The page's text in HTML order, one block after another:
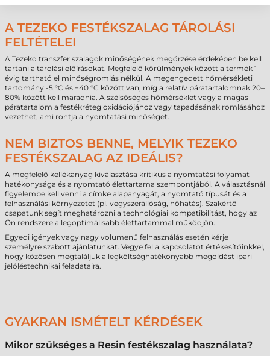
A TEZEKO FESTÉKSZALAG TÁROLÁSI
FELTÉTELEI
A Tezeko transzfer szalagok minőségének megőrzése érdekében be kell
tartani a tárolási előírásokat. Megfelelő körülmények között a termék 1
évig tartható el minőségromlás nélkül. A megengedett hőmérsékleti
tartomány -5 °C és +40 °C között van, míg a relatív páratartalomnak 20–
80% között kell maradnia. A szélsőséges hőmérséklet vagy a magas
páratartalom a festékréteg oxidációjához vagy tapadásának romlásához
vezethet, ami rontja a nyomtatási minőséget.
NEM BIZTOS BENNE, MELYIK TEZEKO
FESTÉKSZALAG AZ IDEÁLIS?
A megfelelő kellékanyag kiválasztása kritikus a nyomtatási folyamat
hatékonysága és a nyomtató élettartama szempontjából. A választásnál
figyelembe kell venni a címke alapanyagát, a nyomtató típusát és a
felhasználási környezetet (pl. vegyszerállóság, hőhatás). Szakértő
csapatunk segít meghatározni a technológiai kompatibilitást, hogy az
Ön rendszere a legoptimálisabb élettartammal működjön.
Egyedi igények vagy nagy volumenű felhasználás esetén kérje
személyre szabott ajánlatunkat. Vegye fel a kapcsolatot értékesítőinkkel,
hogy közösen megtaláljuk a legköltséghatékonyabb megoldást ipari
jelöléstechnikai feladataira.
GYAKRAN ISMÉTELT KÉRDÉSEK
Mikor szükséges a Resin festékszalag használata?